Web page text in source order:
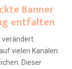
Banner
entfalten
vielen Kanälen
Dieser